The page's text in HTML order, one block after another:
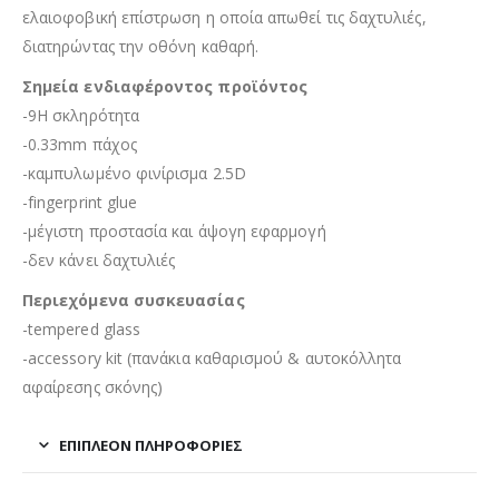
ελαιοφοβική επίστρωση η οποία απωθεί τις δαχτυλιές,
διατηρώντας την οθόνη καθαρή.
Σημεία ενδιαφέροντος προϊόντος
-9H σκληρότητα
-0.33mm πάχος
-καμπυλωμένο φινίρισμα 2.5D
-fingerprint glue
-μέγιστη προστασία και άψογη εφαρμογή
-δεν κάνει δαχτυλιές
Περιεχόμενα συσκευασίας
-tempered glass
-accessory kit (πανάκια καθαρισμού & αυτοκόλλητα
αφαίρεσης σκόνης)
ΕΠΙΠΛΈΟΝ ΠΛΗΡΟΦΟΡΊΕΣ